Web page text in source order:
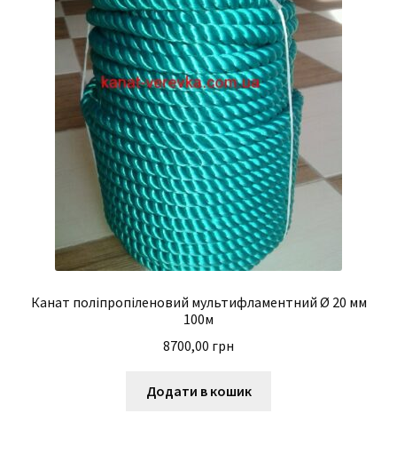
Канат поліпропіленовий мультифламентний Ø 20 мм
100м
8700,00 грн
Додати в кошик